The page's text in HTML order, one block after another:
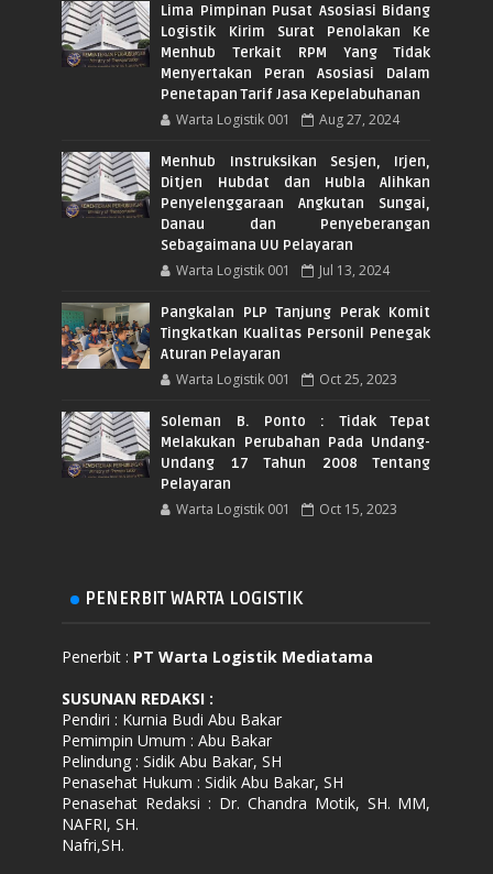
Lima Pimpinan Pusat Asosiasi Bidang
Logistik Kirim Surat Penolakan Ke
Menhub Terkait RPM Yang Tidak
Menyertakan Peran Asosiasi Dalam
Penetapan Tarif Jasa Kepelabuhanan
Warta Logistik 001 Aug 27, 2024
Menhub Instruksikan Sesjen, Irjen,
Ditjen Hubdat dan Hubla Alihkan
Penyelenggaraan Angkutan Sungai,
Danau dan Penyeberangan
Sebagaimana UU Pelayaran
Warta Logistik 001 Jul 13, 2024
Pangkalan PLP Tanjung Perak Komit
Tingkatkan Kualitas Personil Penegak
Aturan Pelayaran
Warta Logistik 001 Oct 25, 2023
Soleman B. Ponto : Tidak Tepat
Melakukan Perubahan Pada Undang-
Undang 17 Tahun 2008 Tentang
Pelayaran
Warta Logistik 001 Oct 15, 2023
PENERBIT WARTA LOGISTIK
Penerbit : PT Warta Logistik Mediatama
SUSUNAN REDAKSI :
Pendiri : Kurnia Budi Abu Bakar
Pemimpin Umum : Abu Bakar
Pelindung : Sidik Abu Bakar, SH
Penasehat Hukum : Sidik Abu Bakar, SH
Penasehat Redaksi : Dr. Chandra Motik, SH. MM,
NAFRI, SH.
Nafri,SH.